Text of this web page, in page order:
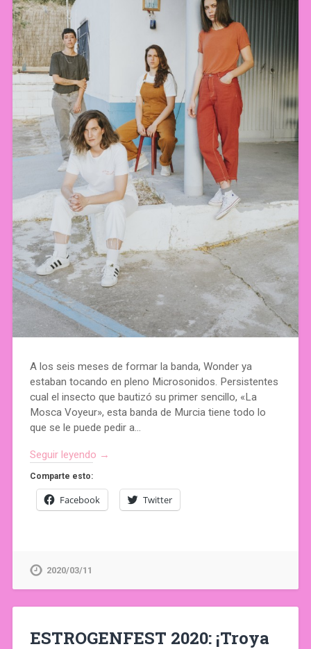
A los seis meses de formar la banda, Wonder ya
estaban tocando en pleno Microsonidos. Persistentes
cual el insecto que bautizó su primer sencillo, «La
Mosca Voyeur», esta banda de Murcia tiene todo lo
que se le puede pedir a…
Seguir leyendo →
Comparte esto:
Facebook Twitter
2020/03/11
ESTROGENFEST 2020: ¡Troya